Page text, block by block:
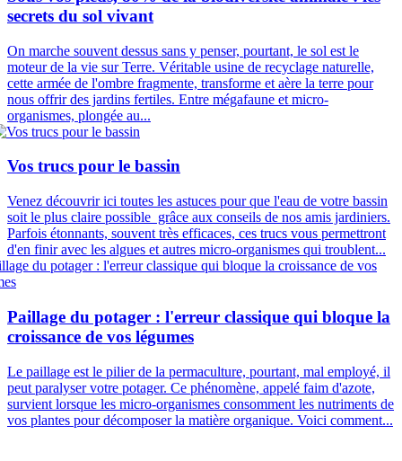
secrets du sol vivant
On marche souvent dessus sans y penser, pourtant, le sol est le
moteur de la vie sur Terre. Véritable usine de recyclage naturelle,
cette armée de l'ombre fragmente, transforme et aère la terre pour
nous offrir des jardins fertiles. Entre mégafaune et micro-
organismes, plongée au...
Vos trucs pour le bassin
Venez découvrir ici toutes les astuces pour que l'eau de votre bassin
soit le plus claire possible grâce aux conseils de nos amis jardiniers.
Parfois étonnants, souvent très efficaces, ces trucs vous permettront
d'en finir avec les algues et autres micro-organismes qui troublent...
Paillage du potager : l'erreur classique qui bloque la
croissance de vos légumes
Le paillage est le pilier de la permaculture, pourtant, mal employé, il
peut paralyser votre potager. Ce phénomène, appelé faim d'azote,
survient lorsque les micro-organismes consomment les nutriments de
vos plantes pour décomposer la matière organique. Voici comment...